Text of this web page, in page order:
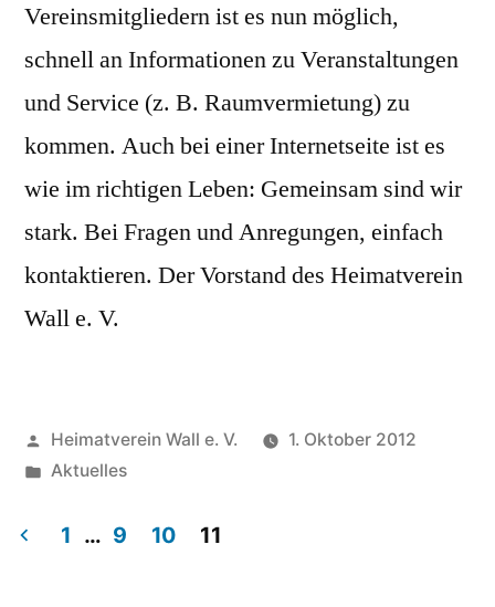
Vereinsmitgliedern ist es nun möglich,
schnell an Informationen zu Veranstaltungen
und Service (z. B. Raumvermietung) zu
kommen. Auch bei einer Internetseite ist es
wie im richtigen Leben: Gemeinsam sind wir
stark. Bei Fragen und Anregungen, einfach
kontaktieren. Der Vorstand des Heimatverein
Wall e. V.
Veröffentlicht
von
Heimatverein Wall e. V.
1. Oktober 2012
Veröffentlicht
Aktuelles
1 … 9 10 11